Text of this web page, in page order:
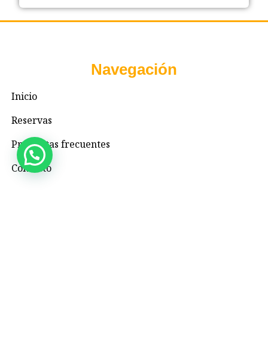
Navegación
Inicio
Reservas
Preguntas frecuentes
Contacto